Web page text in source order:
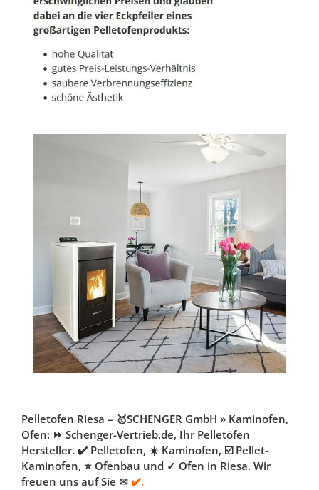
Pelletofen Riesa – 🥇SCHENGER GmbH » Kaminofen,
Ofen: ⏩ Schenger-Vertrieb.de, Ihr Pelletöfen
Hersteller. ✔️ Pelletofen, ☀️ Kaminofen, ☑️ Pellet-
Kaminofen, ⭐ Ofenbau und ✓ Ofen in Riesa. Wir
freuen uns auf Sie ✉ ✔️.